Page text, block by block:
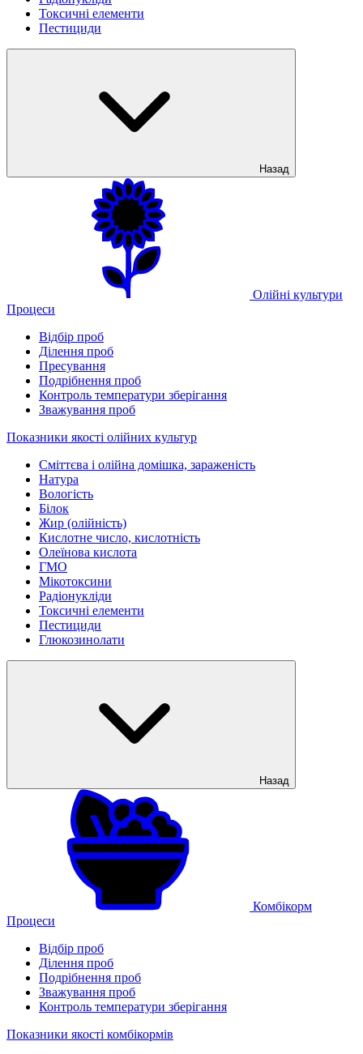
Токсичні елементи
Пестициди
Назад
Олійні культури
Процеси
Відбір проб
Ділення проб
Пресування
Подрібнення проб
Контроль температури зберігання
Зважування проб
Показники якості олійних культур
Сміттєва і олійна домішка, зараженість
Натура
Вологість
Білок
Жир (олійність)
Кислотне число, кислотність
Олеїнова кислота
ГМО
Мікотоксини
Радіонукліди
Токсичні елементи
Пестициди
Глюкозинолати
Назад
Комбікорм
Процеси
Відбір проб
Ділення проб
Подрібнення проб
Зважування проб
Контроль температури зберігання
Показники якості комбікормів